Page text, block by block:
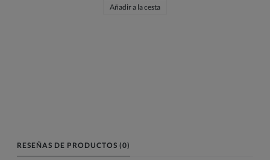
Añadir a la cesta
RESEÑAS DE PRODUCTOS (0)